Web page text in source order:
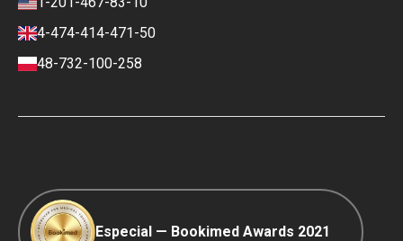
Carrera
Contactos
Condiciones de pago y depósito
Política de clasificación
Política editorial
4-474-414-471-50
48-732-100-258
Especial — Bookimed Awards 2021